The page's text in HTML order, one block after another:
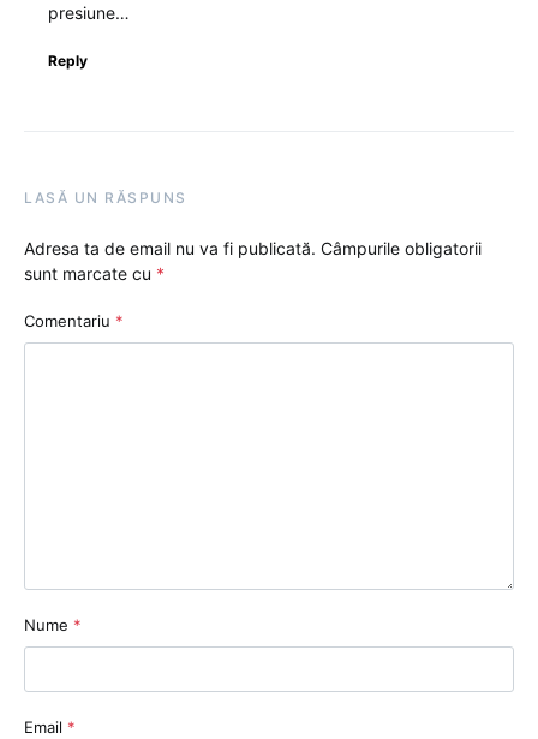
presiune…
Reply
LASĂ UN RĂSPUNS
Adresa ta de email nu va fi publicată. Câmpurile obligatorii
sunt marcate cu *
Comentariu *
Nume *
Email *